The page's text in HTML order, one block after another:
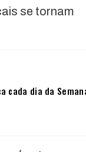
se tornam
cada dia da